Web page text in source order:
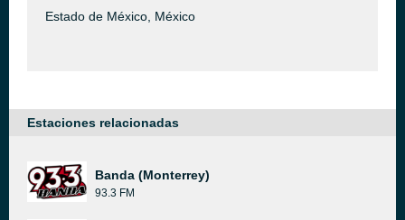
Estado de México, México
Estaciones relacionadas
Banda (Monterrey)
93.3 FM